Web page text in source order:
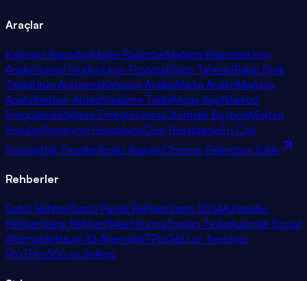
Araçlar
Kategori RaporlarıMarka RaporlarıMağaza RaporlarıÜrün
AnalizGörsel StüdyoÜrün FotoğrafıSatış TahminiRakip Stok
TakibiÜrün AraştırmaKategori AnaliziMarka AnaliziMağaza
AnaliziReklam AnaliziSıralama TakibiMega KeşifBarkod
SorgulamaMağaza EntegrasyonuOtomatik BuyboxMüşteri
SorularıKomisyon HesaplamaDesi HesaplamaEn Çok
SatanlarNiş FırsatlarAnaliz AraçlarıChrome Eklentisini Yükle
Rehberler
Satıcı RehberiSatıcı Paneli RehberiSatıcı SSSMuhasebe
RehberiVergi RehberiŞirket KurmaToptan TedarikJungle Scout
AlternatifiHelium 10 AlternatifiTPro360 vs Trendyol
ProTPro360 vs Sellerg